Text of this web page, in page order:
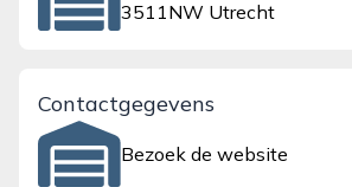
3511NW Utrecht
Contactgegevens
Bezoek de website